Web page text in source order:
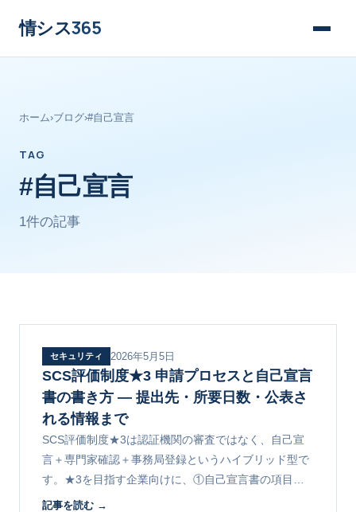
情シス365
ホーム›ブログ›#自己宣言
TAG
#自己宣言
1件の記事
セキュリティ 2026年5月5日
SCS評価制度★3 申請プロセスと自己宣言
書の書き方 ― 提出先・所要日数・公表さ
れる情報まで
SCS評価制度★3は認証機関の審査ではなく、自己宣
言＋専門家確認＋事務局登録というハイブリッド型で
す。★3を目指す企業向けに、①自己宣言書の項目構
成 ②専門家署名の実装 ③提出先と公表される情報を
記事を読む →